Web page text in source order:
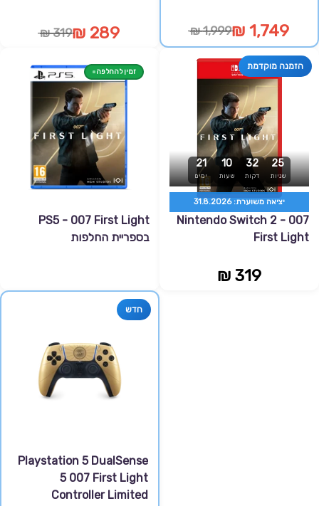
289 ₪
319 ₪ 1,749 ₪
1,999 ₪
זמין להחלפה
PS5 - 007 First Light
בספריית החלפות
הזמנה מוקדמת
21
ימים
10
שעות
32
דקות
25
שניות
יציאה משוערת: 31.8.2026
Nintendo Switch 2 - 007
First Light
319 ₪
חדש
Playstation 5 DualSense
5 007 First Light
Controller Limited